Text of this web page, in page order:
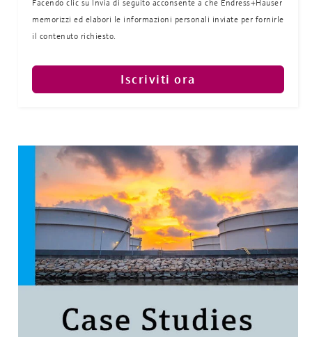
Facendo clic su Invia di seguito acconsente a che Endress+Hauser
memorizzi ed elabori le informazioni personali inviate per fornirle
il contenuto richiesto.